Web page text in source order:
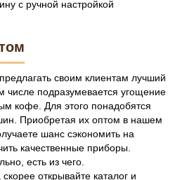
с ручной настройкой
своим клиентам лучший
числе подразумевается угощение
кофе. Для этого понадобятся
Приобретая их оптом в нашем
шанс сэкономить на
качественные приборы.
есть из чего.
открывайте каталог и